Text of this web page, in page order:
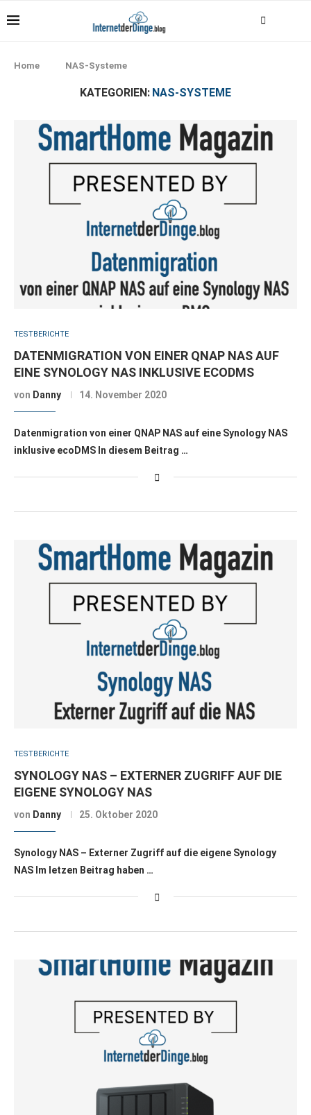
Home NAS-Systeme
KATEGORIEN: NAS-SYSTEME
TESTBERICHTE
DATENMIGRATION VON EINER QNAP NAS AUF
EINE SYNOLOGY NAS INKLUSIVE ECODMS
von Danny 14. November 2020
Datenmigration von einer QNAP NAS auf eine Synology NAS
inklusive ecoDMS In diesem Beitrag …
TESTBERICHTE
SYNOLOGY NAS – EXTERNER ZUGRIFF AUF DIE
EIGENE SYNOLOGY NAS
von Danny 25. Oktober 2020
Synology NAS – Externer Zugriff auf die eigene Synology
NAS Im letzen Beitrag haben …